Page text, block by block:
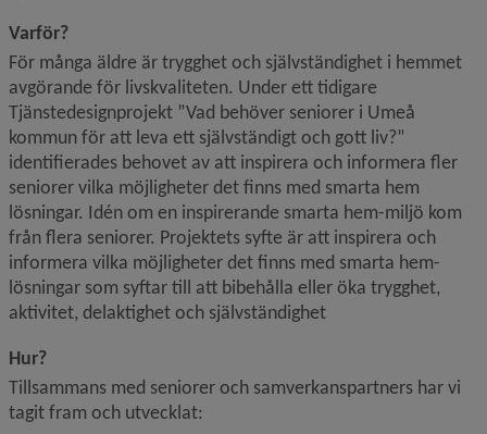
Varför?
För många äldre är trygghet och självständighet i hemmet
avgörande för livskvaliteten. Under ett tidigare
Tjänstedesignprojekt ”Vad behöver seniorer i Umeå
kommun för att leva ett självständigt och gott liv?”
identifierades behovet av att inspirera och informera fler
seniorer vilka möjligheter det finns med smarta hem
lösningar. Idén om en inspirerande smarta hem-miljö kom
från flera seniorer. Projektets syfte är att inspirera och
informera vilka möjligheter det finns med smarta hem-
lösningar som syftar till att bibehålla eller öka trygghet,
aktivitet, delaktighet och självständighet
Hur?
Tillsammans med seniorer och samverkanspartners har vi
tagit fram och utvecklat: